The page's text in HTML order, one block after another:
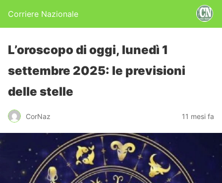
Corriere Nazionale
L’oroscopo di oggi, lunedì 1
settembre 2025: le previsioni
delle stelle
CorNaz 11 mesi fa